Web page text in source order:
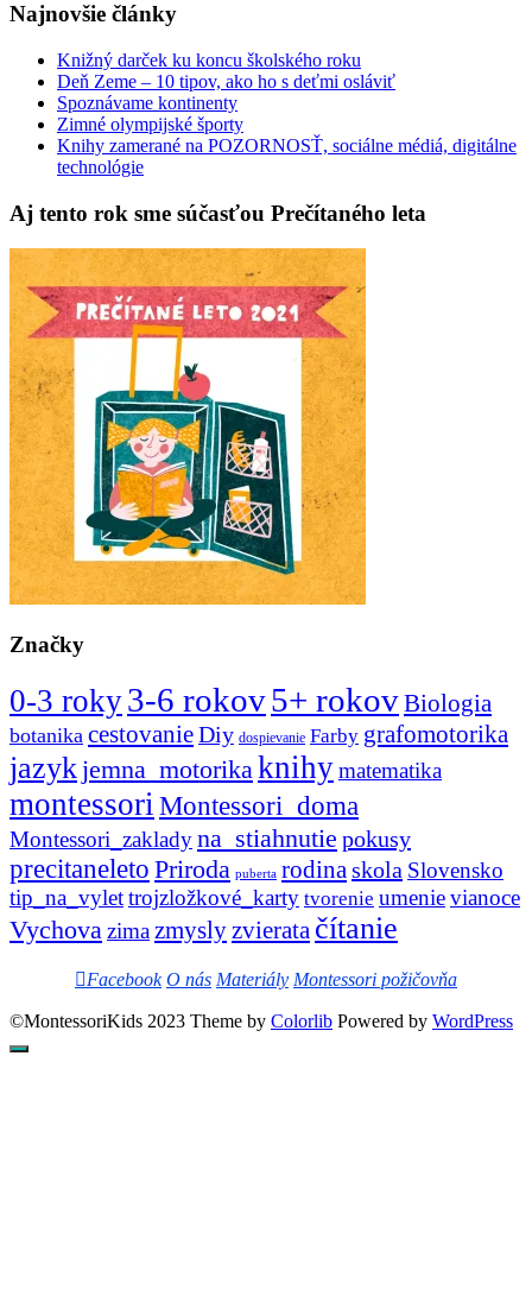
Najnovšie články
Knižný darček ku koncu školského roku
Deň Zeme – 10 tipov, ako ho s deťmi osláviť
Spoznávame kontinenty
Zimné olympijské športy
Knihy zamerané na POZORNOSŤ, sociálne médiá, digitálne
technológie
Aj tento rok sme súčasťou Prečítaného leta
Značky
0-3 roky3-6 rokov5+ rokovBiologia
botanika cestovanieDiy dospievanie Farby grafomotorika
jazykjemna_motorika knihymatematika
montessori Montessori_doma
Montessori_zakladyna_stiahnutie pokusy
precitaneleto Priroda puberta rodina skola Slovensko
tip_na_vylettrojzložkové_karty tvorenie umenievianoce
Vychova zima zmysly zvierata čítanie
Facebook O nás Materiály Montessori požičovňa
©MontessoriKids 2023 Theme by Colorlib Powered by WordPress